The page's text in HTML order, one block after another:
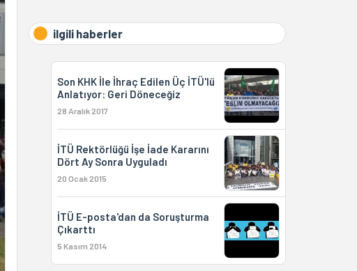
ilgili haberler
Son KHK İle İhraç Edilen Üç İTÜ'lü
Anlatıyor: Geri Döneceğiz
28 Aralık 2017
İTÜ Rektörlüğü İşe İade Kararını
Dört Ay Sonra Uyguladı
20 Ocak 2015
İTÜ E-posta'dan da Soruşturma
Çıkarttı
5 Kasım 2014